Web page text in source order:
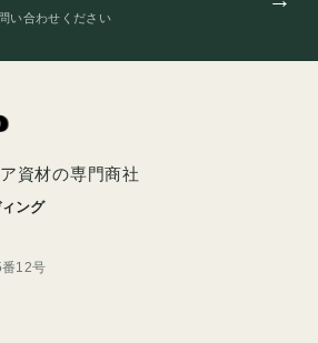
い合わせください
資材の専門商社
ング
12号